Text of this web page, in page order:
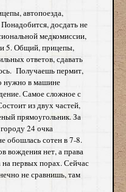
автопоезда,
досдать не
медкомиссии,
5. Общий, прицепы,
ответов, сдавать
Получаешь пермит,
нужно в машине
Самое сложное с
из двух частей,
прямоугольник. За
24 очка
обошлась сотен в 7-8.
вождения нет, а права
на первых порах. Сейчас
не сравнишь, там